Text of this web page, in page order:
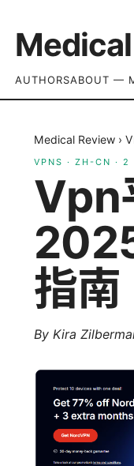
AUTHORSABOUT —
Medical Review ›
VPNS · ZH-CN · 2
Vpn
指南
By Kira